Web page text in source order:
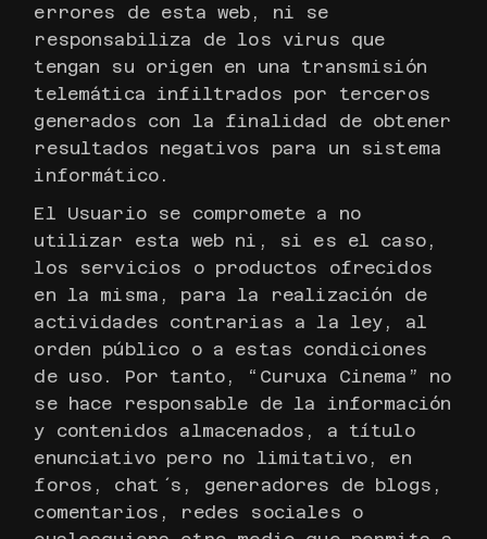
errores de esta web, ni se
responsabiliza de los virus que
tengan su origen en una transmisión
telemática infiltrados por terceros
generados con la finalidad de obtener
resultados negativos para un sistema
informático.
El Usuario se compromete a no
utilizar esta web ni, si es el caso,
los servicios o productos ofrecidos
en la misma, para la realización de
actividades contrarias a la ley, al
orden público o a estas condiciones
de uso. Por tanto, “Curuxa Cinema” no
se hace responsable de la información
y contenidos almacenados, a título
enunciativo pero no limitativo, en
foros, chat´s, generadores de blogs,
comentarios, redes sociales o